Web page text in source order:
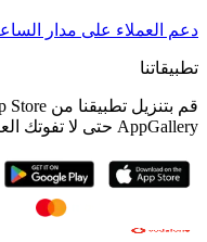
دعم العملاء على مدار
تطبيقاتنا
AppGallery حتى لا تفوتك العروض الرائعة.